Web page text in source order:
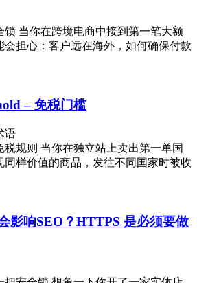
锁 当你在跨境电商中接到第一笔大额
会担心：客户远在海外，如何确保付款
– 免税门槛
语
税规则 当你在独立站上卖出第一单国
同样价值的商品，发往不同国家时被收
影响SEO？HTTPS 是必须要做